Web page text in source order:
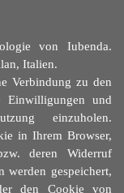
von Iubenda.
Italien.
Verbindung zu den
Einwilligungen und
einzuholen.
in Ihrem Browser,
deren Widerruf
werden gespeichert,
den Cookie von